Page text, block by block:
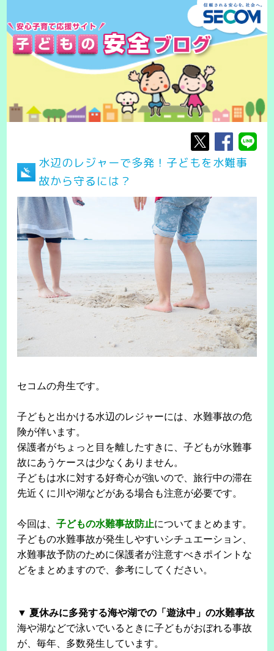
水辺のレジャーで多発！子どもを水難事
故から守るには？
セコムの舟生です。
子どもと出かける水辺のレジャーには、水難事故の危
険が伴います。
保護者がちょっと目を離したすきに、子どもが水難事
故にあうケースは少なくありません。
子どもは水に対する好奇心が強いので、旅行中の滞在
先近くに川や湖などがある場合も注意が必要です。
今回は、子どもの水難事故防止についてまとめます。
子どもの水難事故が発生しやすいシチュエーション、
水難事故予防のために保護者が注意すべきポイントな
どをまとめますので、参考にしてください。
▼ 夏休みに多発する海や湖での「遊泳中」の水難事故
海や湖などで泳いでいるときに子どもがおぼれる事故
が、毎年、多数発生しています。